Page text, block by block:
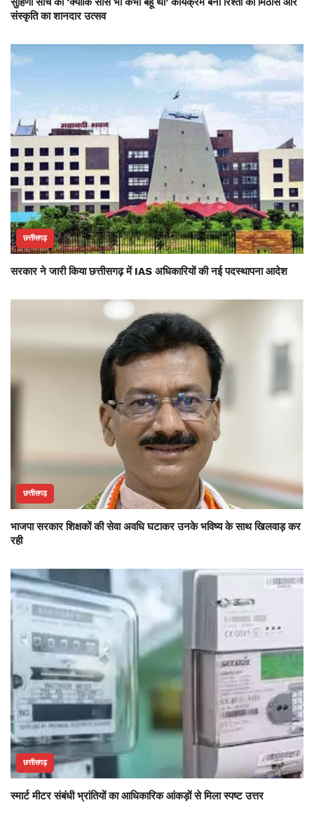
संस्कृति का शानदार उत्सव
छत्तीसगढ़
सरकार ने जारी किया छत्तीसगढ़ में IAS अधिकारियों की नई पदस्थापना आदेश
छत्तीसगढ़
भाजपा सरकार शिक्षकों की सेवा अवधि घटाकर उनके भविष्य के साथ खिलवाड़ कर
रही
छत्तीसगढ़
स्मार्ट मीटर संबंधी भ्रांतियों का आधिकारिक आंकड़ों से मिला स्पष्ट उत्तर